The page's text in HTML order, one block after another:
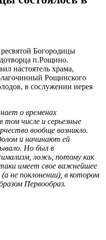
Богородицы
п.Рощино.
настоятель храма,
Рощинского
в сослужении иерея
о временах
том числе и серьезные
вообще возникло.
и начинают ей
Но был в
ложь, потому как
имеет свое важнейшее
не поклонении), в котором
Первообраз.